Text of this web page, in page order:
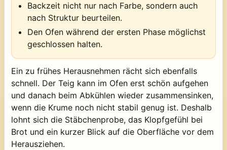
Backzeit nicht nur nach Farbe, sondern auch
nach Struktur beurteilen.
Den Ofen während der ersten Phase möglichst
geschlossen halten.
Ein zu frühes Herausnehmen rächt sich ebenfalls
schnell. Der Teig kann im Ofen erst schön aufgehen
und danach beim Abkühlen wieder zusammensinken,
wenn die Krume noch nicht stabil genug ist. Deshalb
lohnt sich die Stäbchenprobe, das Klopfgefühl bei
Brot und ein kurzer Blick auf die Oberfläche vor dem
Herausziehen.